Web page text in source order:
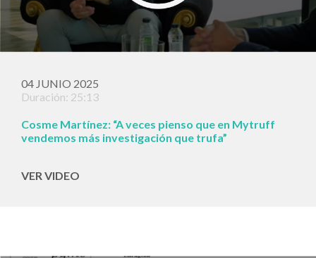
04 JUNIO 2025
Duración: 25:13
Cosme Martínez: “A veces pienso que en Mytruff
vendemos más investigación que trufa”
VER VIDEO